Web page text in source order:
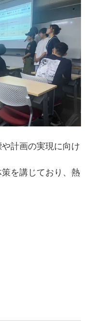
計画の実現に向け
を講じており、熱